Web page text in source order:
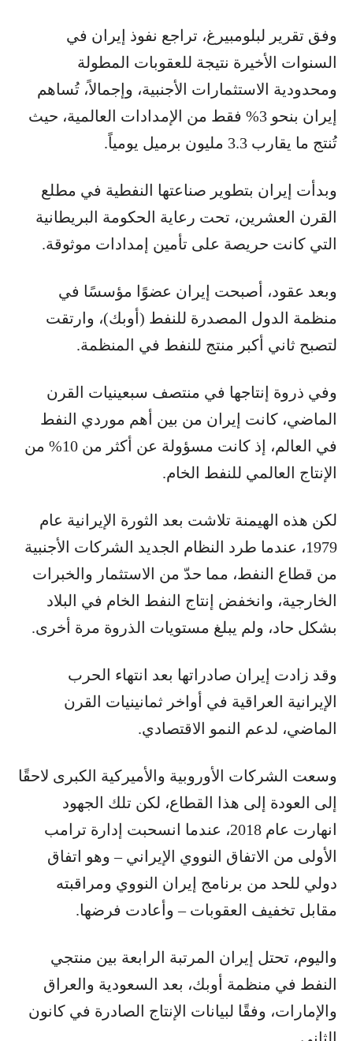
وفق تقرير لبلومبيرغ، تراجع نفوذ إيران في
السنوات الأخيرة نتيجة للعقوبات المطولة
ومحدودية الاستثمارات الأجنبية، وإجمالاً، تُساهم
إيران بنحو 3% فقط من الإمدادات العالمية، حيث
تُنتج ما يقارب 3.3 مليون برميل يومياً.
وبدأت إيران بتطوير صناعتها النفطية في مطلع
القرن العشرين، تحت رعاية الحكومة البريطانية
التي كانت حريصة على تأمين إمدادات موثوقة.
وبعد عقود، أصبحت إيران عضوًا مؤسسًا في
منظمة الدول المصدرة للنفط (أوبك)، وارتقت
لتصبح ثاني أكبر منتج للنفط في المنظمة.
وفي ذروة إنتاجها في منتصف سبعينيات القرن
الماضي، كانت إيران من بين أهم موردي النفط
في العالم، إذ كانت مسؤولة عن أكثر من 10% من
الإنتاج العالمي للنفط الخام.
لكن هذه الهيمنة تلاشت بعد الثورة الإيرانية عام
1979، عندما طرد النظام الجديد الشركات الأجنبية
من قطاع النفط، مما حدّ من الاستثمار والخبرات
الخارجية، وانخفض إنتاج النفط الخام في البلاد
بشكل حاد، ولم يبلغ مستويات الذروة مرة أخرى.
وقد زادت إيران صادراتها بعد انتهاء الحرب
الإيرانية العراقية في أواخر ثمانينيات القرن
الماضي، لدعم النمو الاقتصادي.
وسعت الشركات الأوروبية والأميركية الكبرى لاحقًا
إلى العودة إلى هذا القطاع، لكن تلك الجهود
انهارت عام 2018، عندما انسحبت إدارة ترامب
الأولى من الاتفاق النووي الإيراني – وهو اتفاق
دولي للحد من برنامج إيران النووي ومراقبته
مقابل تخفيف العقوبات – وأعادت فرضها.
واليوم، تحتل إيران المرتبة الرابعة بين منتجي
النفط في منظمة أوبك، بعد السعودية والعراق
والإمارات، وفقًا لبيانات الإنتاج الصادرة في كانون